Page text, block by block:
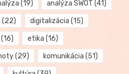
(19) analýza SWOT (41)
(22) digitalizácia (15)
(16) etika (16)
(29) komunikácia (51)